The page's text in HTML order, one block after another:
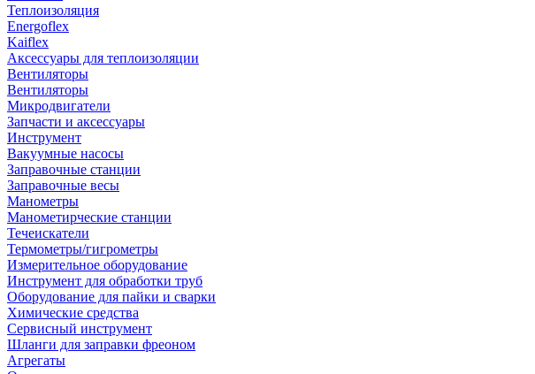
Теплоизоляция
Energoflex
Kaiflex
Аксессуары для теплоизоляции
Вентиляторы
Вентиляторы
Микродвигатели
Запчасти и аксессуары
Инструмент
Вакуумные насосы
Заправочные станции
Заправочные весы
Манометры
Манометирческие станции
Течеискатели
Термометры/гигрометры
Измерительное оборудование
Инструмент для обработки труб
Оборудование для пайки и сварки
Химические средства
Сервисный инструмент
Шланги для заправки фреоном
Агрегаты